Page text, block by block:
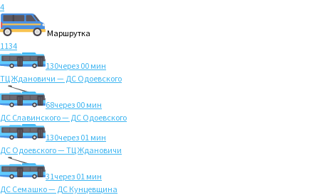
4
Маршрутка
1134
130через 00 мин
ТЦ Ждановичи — ДС Одоевского
68через 00 мин
ДС Славинского — ДС Одоевского
130через 01 мин
ДС Одоевского — ТЦ Ждановичи
31через 01 мин
ДС Семашко — ДС Кунцевщина